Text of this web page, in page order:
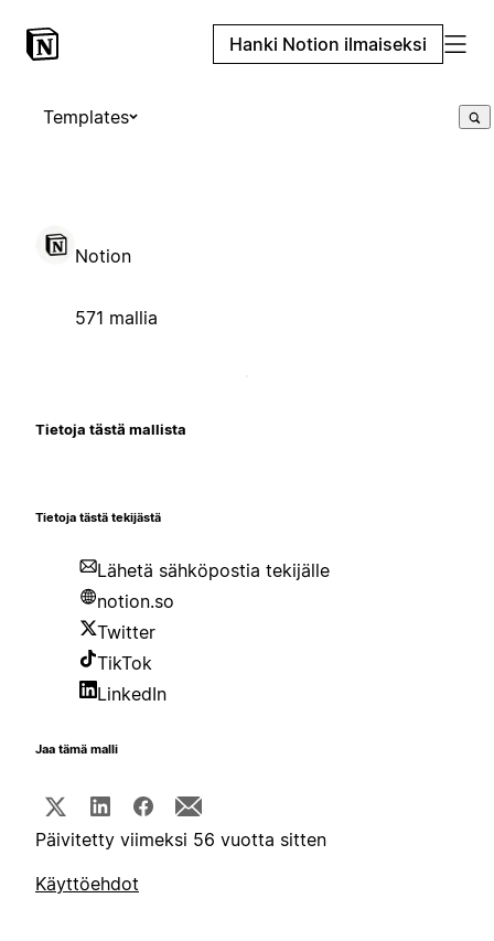
Hanki Notion ilmaiseksi
Templates
Notion
571 mallia
Tietoja tästä mallista
Tietoja tästä tekijästä
Lähetä sähköpostia tekijälle
notion.so
Twitter
TikTok
LinkedIn
Jaa tämä malli
Päivitetty viimeksi 56 vuotta sitten
Käyttöehdot